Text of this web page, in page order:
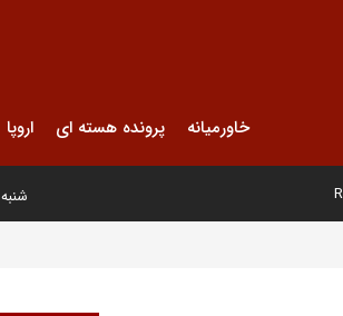
خاورمیانه پرونده هسته ای اروپا
شنبه ۱۷ مرداد ۱۴۰۵